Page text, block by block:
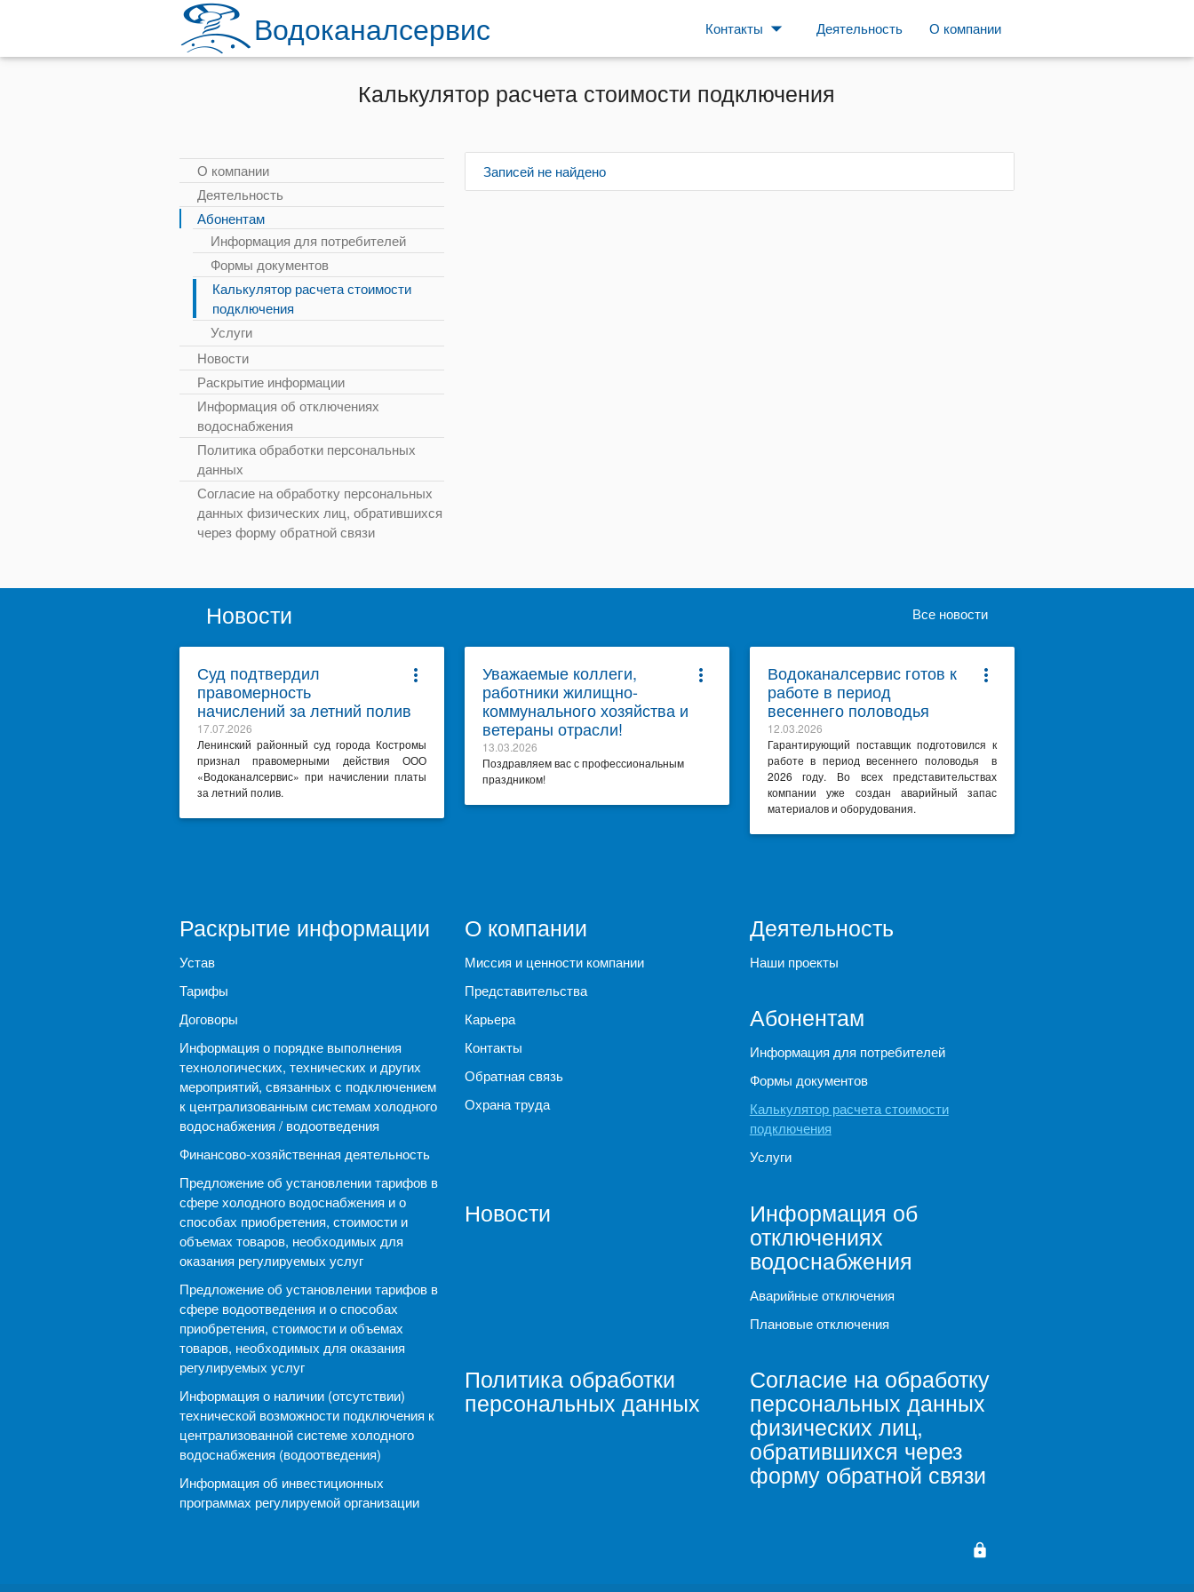
Водоканалсервис О компании
Деятельность
Контакты arrow_drop_down
Калькулятор расчета стоимости подключения
О компании
Деятельность
Абонентам
Информация для потребителей
Формы документов
Калькулятор расчета стоимости
подключения
Услуги
Новости
Раскрытие информации
Информация об отключениях
водоснабжения
Политика обработки персональных
данных
Согласие на обработку персональных
данных физических лиц, обратившихся
через форму обратной связи
Записей не найдено
Новости Все новости
more_vert
Суд подтвердил
правомерность
начислений за летний полив
17.07.2026
Ленинский районный суд города Костромы
признал правомерными действия ООО
«Водоканалсервис» при начислении платы
за летний полив.
more_vert
Уважаемые коллеги,
работники жилищно-
коммунального хозяйства и
ветераны отрасли!
13.03.2026
Поздравляем вас с профессиональным
праздником!
more_vert
Водоканалсервис готов к
работе в период
весеннего половодья
12.03.2026
Гарантирующий поставщик подготовился к
работе в период весеннего половодья в
2026 году. Во всех представительствах
компании уже создан аварийный запас
материалов и оборудования.
Раскрытие информации
Устав
Тарифы
Договоры
Информация о порядке выполнения
технологических, технических и других
мероприятий, связанных с подключением
к централизованным системам холодного
водоснабжения / водоотведения
Финансово-хозяйственная деятельность
Предложение об установлении тарифов в
сфере холодного водоснабжения и о
способах приобретения, стоимости и
объемах товаров, необходимых для
оказания регулируемых услуг
Предложение об установлении тарифов в
сфере водоотведения и о способах
приобретения, стоимости и объемах
товаров, необходимых для оказания
регулируемых услуг
Информация о наличии (отсутствии)
технической возможности подключения к
централизованной системе холодного
водоснабжения (водоотведения)
Информация об инвестиционных
программах регулируемой организации
О компании
Миссия и ценности компании
Представительства
Карьера
Контакты
Обратная связь
Охрана труда
Деятельность
Наши проекты
Абонентам
Информация для потребителей
Формы документов
Калькулятор расчета стоимости
подключения
Услуги
Новости Информация об
отключениях
водоснабжения
Аварийные отключения
Плановые отключения
Политика обработки
персональных данных
Согласие на обработку
персональных данных
физических лиц,
обратившихся через
форму обратной связи
lock